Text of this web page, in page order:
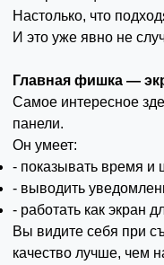
Настолько, что
И это уже явно не
Главная фишка —
Самое интересное
панели.
Он умеет:
- показывать время и
- выводить
- работать как экран
Вы видите себя при
качество лучше, чем